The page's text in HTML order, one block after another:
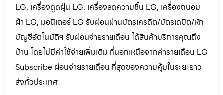
LG, เครื่องดูดฝุ่น LG, เครื่องลดความชื้น LG, เครื่องถนอม
ผ้า LG, มอนิเตอร์ LG รับผ่อนผ่านบัตรเครดิต/บัตรเดบิต/หัก
บัญชีอัตโนมัติฯ รับผ่อนจ่ายรายเดือน ได้สินค้าบริการคุณถึง
บ้าน โดยไม่มีค่าใช้จ่ายเพิ่มเติม ที่นอกเหนือจากค่ารายเดือน LG
Subscribe ผ่อนจ่ายรายเดือน ที่สุดของความคุ้มในระยะยาว
ส่งทั่วประเทศ